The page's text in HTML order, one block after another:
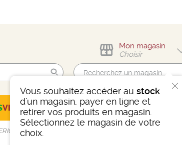
Trouvez-moi !
Mon magasin
Choisir
Vous souhaitez accéder au stock
d'un magasin, payer en ligne et
retirer vos produits en magasin.
Sélectionnez le magasin de votre
choix.
VINSCHAMPAGNESSPIRITUEUXBIÈRES
MALT BOURBON